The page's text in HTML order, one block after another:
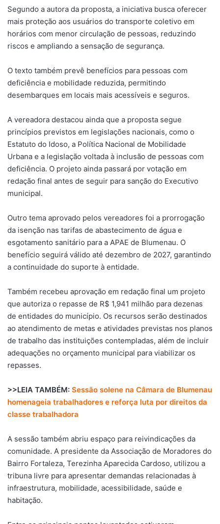
Segundo a autora da proposta, a iniciativa busca oferecer
mais proteção aos usuários do transporte coletivo em
horários com menor circulação de pessoas, reduzindo
riscos e ampliando a sensação de segurança.
O texto também prevê benefícios para pessoas com
deficiência e mobilidade reduzida, permitindo
desembarques em locais mais acessíveis e seguros.
A vereadora destacou ainda que a proposta segue
princípios previstos em legislações nacionais, como o
Estatuto do Idoso, a Política Nacional de Mobilidade
Urbana e a legislação voltada à inclusão de pessoas com
deficiência. O projeto ainda passará por votação em
redação final antes de seguir para sanção do Executivo
municipal.
Outro tema aprovado pelos vereadores foi a prorrogação
da isenção nas tarifas de abastecimento de água e
esgotamento sanitário para a APAE de Blumenau. O
benefício seguirá válido até dezembro de 2027, garantindo
a continuidade do suporte à entidade.
Também recebeu aprovação em redação final um projeto
que autoriza o repasse de R$ 1,941 milhão para dezenas
de entidades do município. Os recursos serão destinados
ao atendimento de metas e atividades previstas nos planos
de trabalho das instituições contempladas, além de incluir
adequações no orçamento municipal para viabilizar os
repasses.
>>LEIA TAMBÉM: Sessão solene na Câmara de Blumenau
homenageia trabalhadores e reforça luta por direitos da
classe trabalhadora
A sessão também abriu espaço para reivindicações da
comunidade. A presidente da Associação de Moradores do
Bairro Fortaleza, Terezinha Aparecida Cardoso, utilizou a
tribuna livre para apresentar demandas relacionadas à
infraestrutura, mobilidade, acessibilidade, saúde e
habitação.